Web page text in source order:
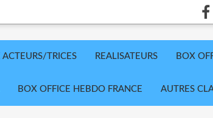
ACTEURS/TRICES REALISATEURS BOX
BOX OFFICE HEBDO FRANCE AUTRES